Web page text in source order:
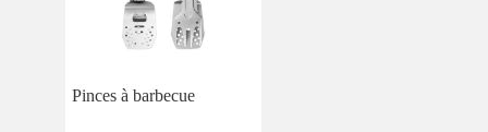
Pinces à barbecue